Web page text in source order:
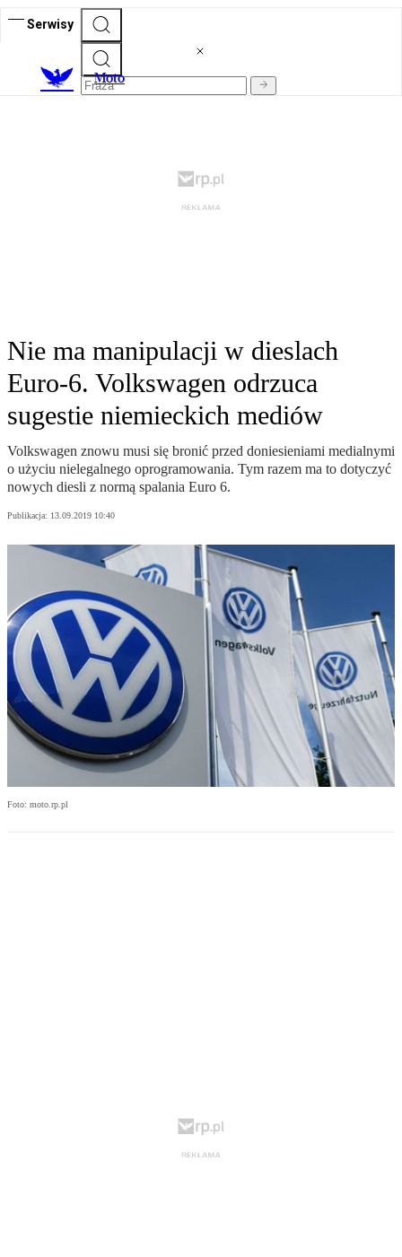
Serwisy
Moto
Nie ma manipulacji w dieslach
Euro-6. Volkswagen odrzuca
sugestie niemieckich mediów
Volkswagen znowu musi się bronić przed doniesieniami medialnymi
o użyciu nielegalnego oprogramowania. Tym razem ma to dotyczyć
nowych diesli z normą spalania Euro 6.
Publikacja: 13.09.2019 10:40
Foto: moto.rp.pl